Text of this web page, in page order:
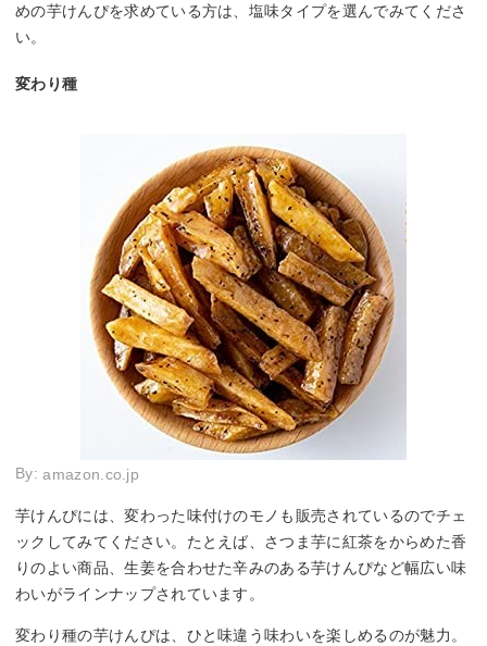
めの芋けんぴを求めている方は、塩味タイプを選んでみてくださ
い。
変わり種
By:amazon.co.jp
芋けんぴには、変わった味付けのモノも販売されているのでチェ
ックしてみてください。たとえば、さつま芋に紅茶をからめた香
りのよい商品、生姜を合わせた辛みのある芋けんぴなど幅広い味
わいがラインナップされています。
変わり種の芋けんぴは、ひと味違う味わいを楽しめるのが魅力。